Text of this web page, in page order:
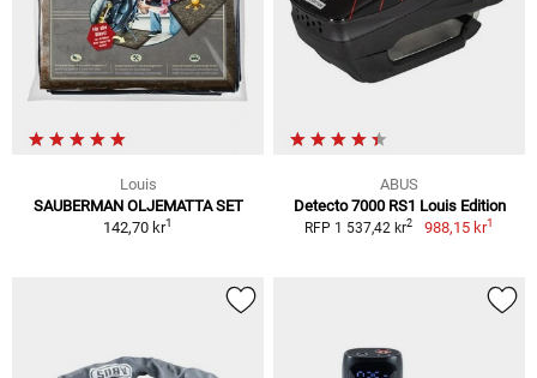
Louis
SAUBERMAN OLJEMATTA SET
142,70 kr1
ABUS
Detecto 7000 RS1 Louis Edition
RFP 1 537,42 kr2 988,15 kr1